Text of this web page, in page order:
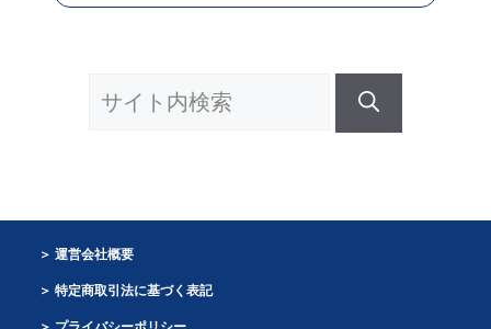
索:
運営会社概要
特定商取引法に基づく表記